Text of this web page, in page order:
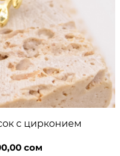
с цирконием
сомТекущая